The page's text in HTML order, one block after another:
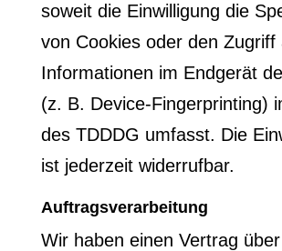
soweit die Einwilligung die
von Cookies oder den Zugriff
Informationen im Endgerät
(z. B. Device-Fingerprinting)
des TDDDG umfasst. Die
ist jederzeit widerrufbar.
Auftragsverarbeitung
Wir haben einen Vertrag über